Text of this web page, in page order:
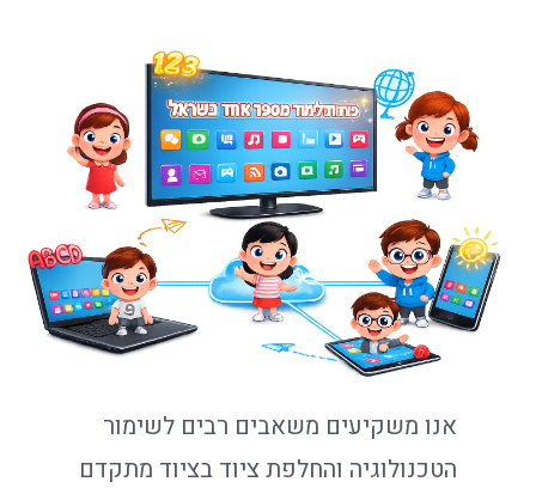
אנו משקיעים משאבים רבים לשימור
הטכנולוגיה והחלפת ציוד בציוד מתקדם